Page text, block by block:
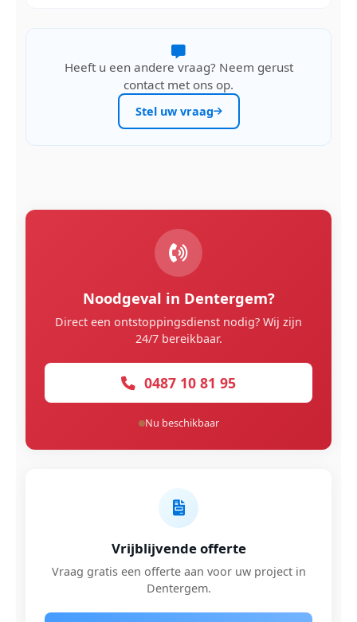
Heeft u een andere vraag? Neem gerust
contact met ons op.
Stel uw vraag
Noodgeval in Dentergem?
Direct een ontstoppingsdienst nodig? Wij zijn
24/7 bereikbaar.
0487 10 81 95
Nu beschikbaar
Vrijblijvende offerte
Vraag gratis een offerte aan voor uw project in
Dentergem.